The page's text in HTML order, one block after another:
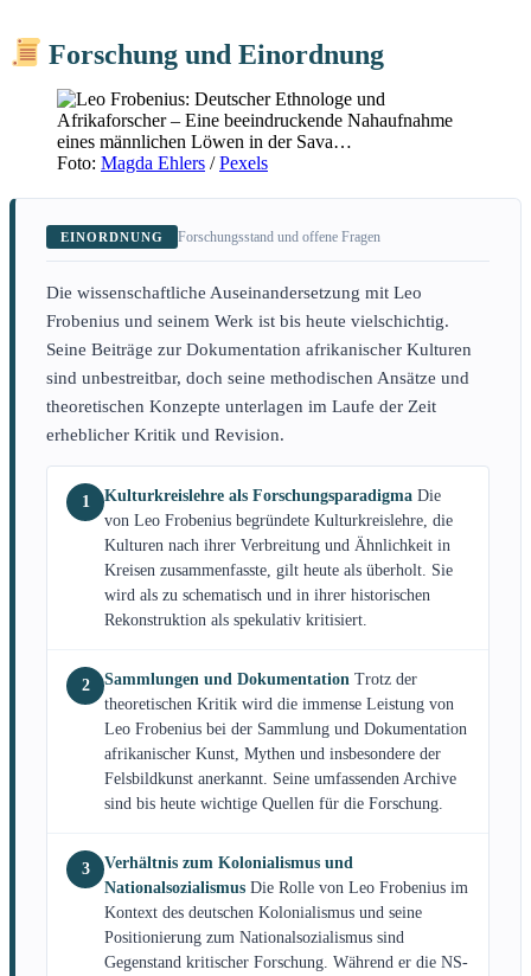
Forschung und Einordnung
Foto: Magda Ehlers /Pexels
EINORDNUNG Forschungsstand und offene Fragen
Die wissenschaftliche Auseinandersetzung mit Leo
Frobenius und seinem Werk ist bis heute vielschichtig.
Seine Beiträge zur Dokumentation afrikanischer Kulturen
sind unbestreitbar, doch seine methodischen Ansätze und
theoretischen Konzepte unterlagen im Laufe der Zeit
erheblicher Kritik und Revision.
1 Kulturkreislehre als Forschungsparadigma Die
von Leo Frobenius begründete Kulturkreislehre, die
Kulturen nach ihrer Verbreitung und Ähnlichkeit in
Kreisen zusammenfasste, gilt heute als überholt. Sie
wird als zu schematisch und in ihrer historischen
Rekonstruktion als spekulativ kritisiert.
2 Sammlungen und Dokumentation Trotz der
theoretischen Kritik wird die immense Leistung von
Leo Frobenius bei der Sammlung und Dokumentation
afrikanischer Kunst, Mythen und insbesondere der
Felsbildkunst anerkannt. Seine umfassenden Archive
sind bis heute wichtige Quellen für die Forschung.
3
Verhältnis zum Kolonialismus und
Nationalsozialismus Die Rolle von Leo Frobenius im
Kontext des deutschen Kolonialismus und seine
Positionierung zum Nationalsozialismus sind
Gegenstand kritischer Forschung. Während er die NS-